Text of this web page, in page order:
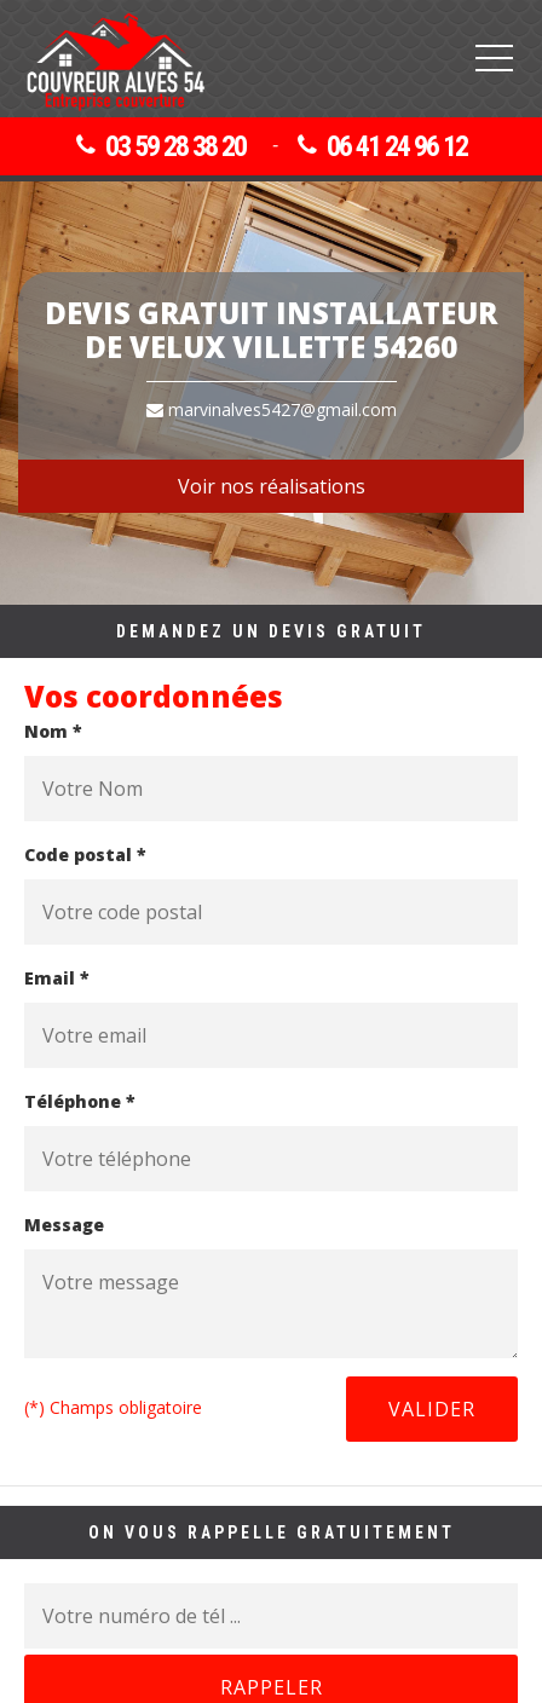
03 59 28 38 20 - 06 41 24 96 12
DEVIS GRATUIT INSTALLATEUR
DE VELUX VILLETTE 54260
marvinalves5427@gmail.com
Voir nos réalisations
DEMANDEZ UN DEVIS GRATUIT
Vos coordonnées
Nom *
Code postal *
Email *
Téléphone *
Message
(*) Champs obligatoire
ON VOUS RAPPELLE GRATUITEMENT